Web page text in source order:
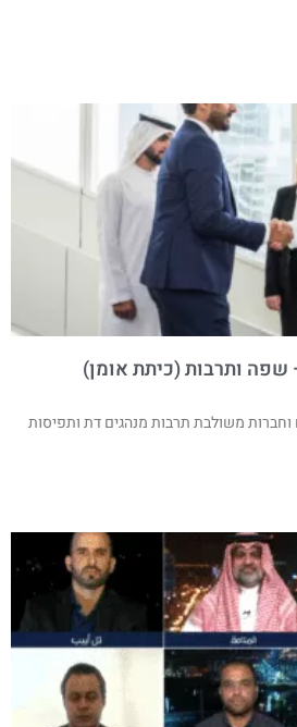
ותרבות (כיתת אומן)
וחברות משולבת תרבות מנהגים דת ותפיסות